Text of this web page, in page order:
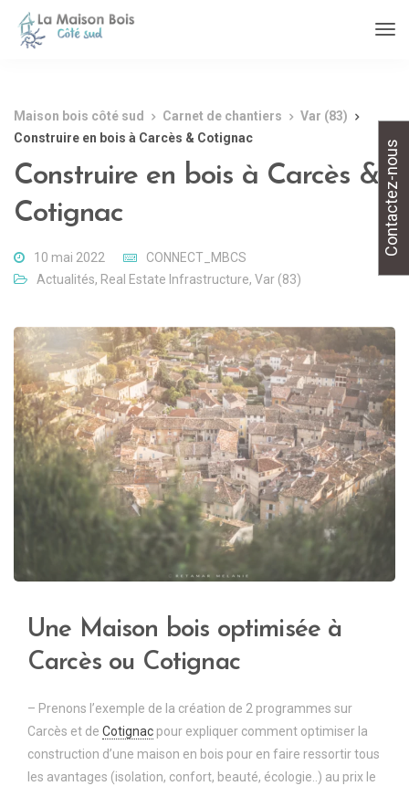
Maison bois côté sud Carnet de chantiers
Var (83)
Construire en bois à Carcès & Cotignac
Construire en bois à Carcès &
Cotignac
10 mai 2022
CONNECT_MBCS
Actualités, Real Estate Infrastructure, Var (83)
Une Maison bois optimisée à
Carcès ou Cotignac
– Prenons l’exemple de la création de 2 programmes sur
Carcès et de Cotignac pour expliquer comment optimiser la
construction d’une maison en bois pour en faire ressortir tous
les avantages (isolation, confort, beauté, écologie..) au prix le
Contactez-nous